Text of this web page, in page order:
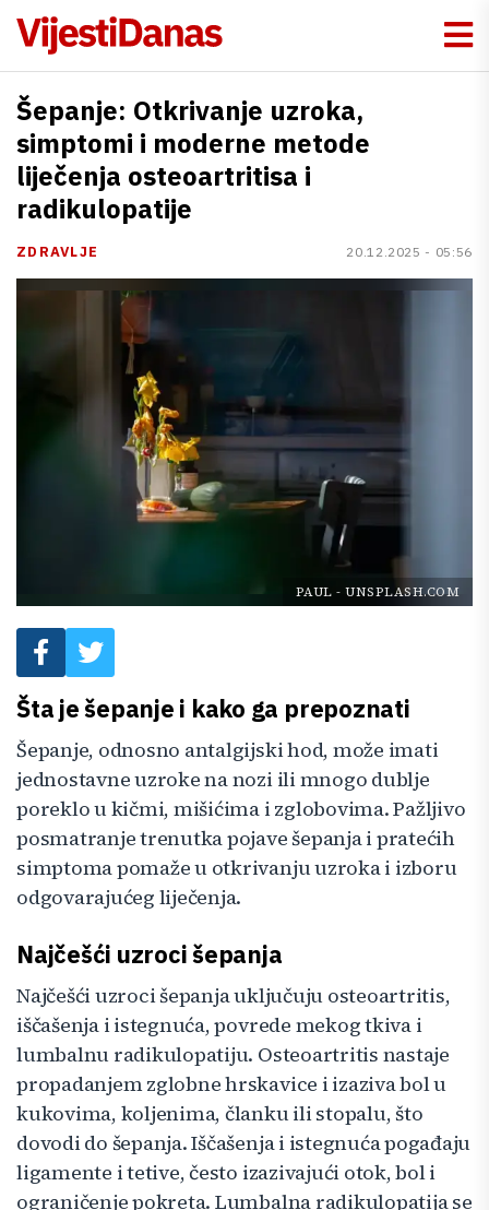
Šepanje: Otkrivanje uzroka,
simptomi i moderne metode
liječenja osteoartritisa i
radikulopatije
ZDRAVLJE 20.12.2025 - 05:56
PAUL - UNSPLASH.COM
Šta je šepanje i kako ga prepoznati
Šepanje, odnosno antalgijski hod, može imati
jednostavne uzroke na nozi ili mnogo dublje
poreklo u kičmi, mišićima i zglobovima. Pažljivo
posmatranje trenutka pojave šepanja i pratećih
simptoma pomaže u otkrivanju uzroka i izboru
odgovarajućeg liječenja.
Najčešći uzroci šepanja
Najčešći uzroci šepanja uključuju osteoartritis,
iščašenja i istegnuća, povrede mekog tkiva i
lumbalnu radikulopatiju. Osteoartritis nastaje
propadanjem zglobne hrskavice i izaziva bol u
kukovima, koljenima, članku ili stopalu, što
dovodi do šepanja. Iščašenja i istegnuća pogađaju
ligamente i tetive, često izazivajući otok, bol i
ograničenje pokreta. Lumbalna radikulopatija se